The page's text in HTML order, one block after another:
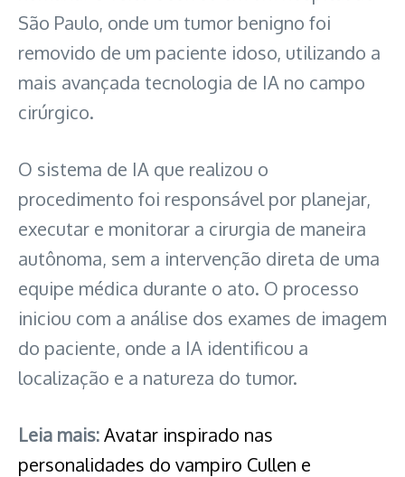
São Paulo, onde um tumor benigno foi
removido de um paciente idoso, utilizando a
mais avançada tecnologia de IA no campo
cirúrgico.
O sistema de IA que realizou o
procedimento foi responsável por planejar,
executar e monitorar a cirurgia de maneira
autônoma, sem a intervenção direta de uma
equipe médica durante o ato. O processo
iniciou com a análise dos exames de imagem
do paciente, onde a IA identificou a
localização e a natureza do tumor.
Leia mais:Avatar inspirado nas
personalidades do vampiro Cullen e